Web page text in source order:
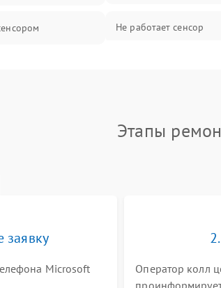
Не работает сенсор
Не работает Face ID
Этапы
заявку
Microsoft
Оператор колл